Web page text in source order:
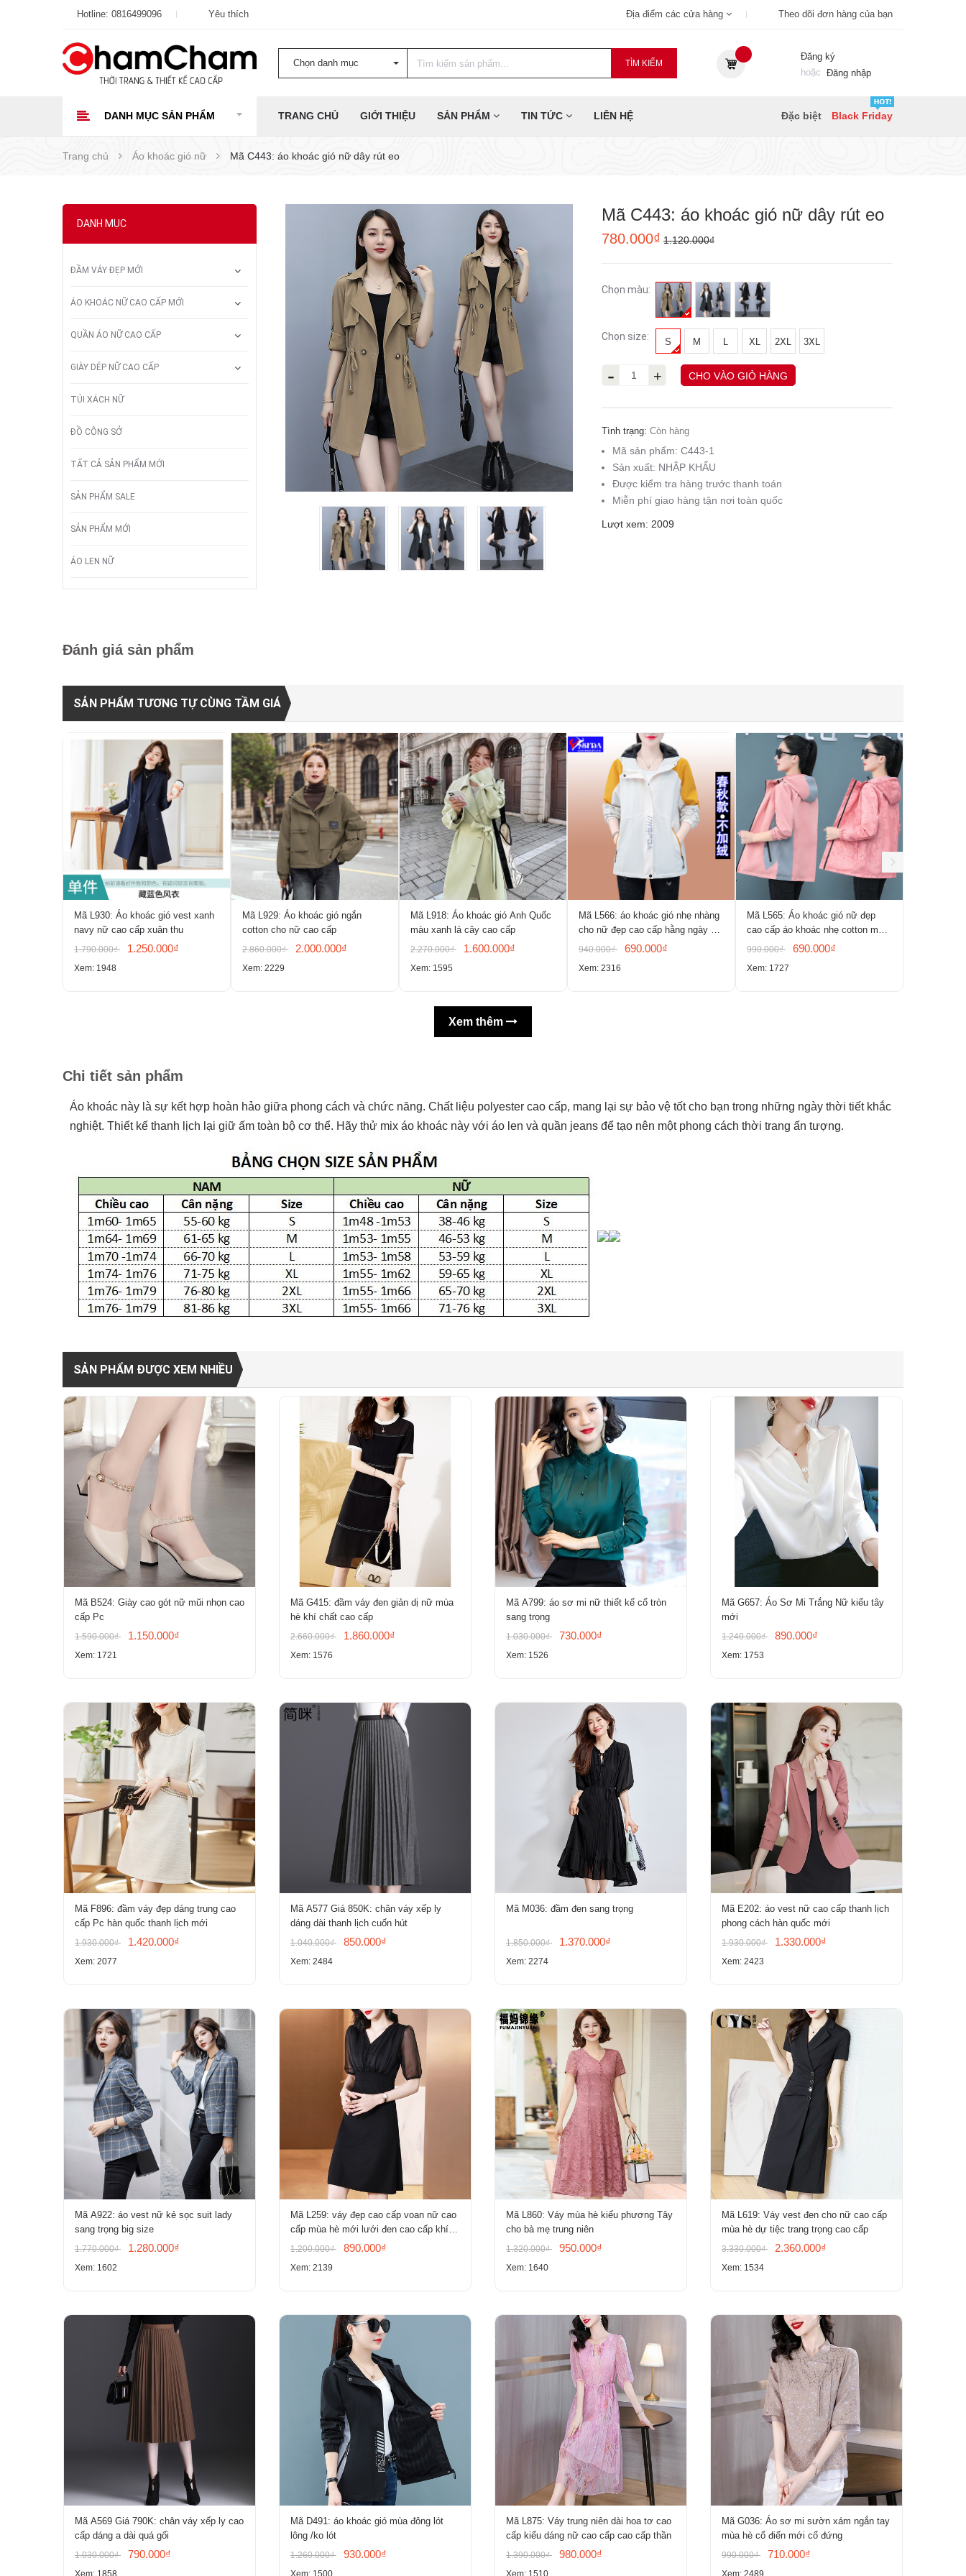
Hotline: 0816499096 Yêu thích Địa điểm các cửa hàng Theo dõi đơn hàng của bạn
Chọn danh mục TÌM KIẾM
Đăng ký
hoặc Đăng nhập
DANH MỤC SẢN PHẨM TRANG CHỦ GIỚI THIỆU SẢN PHẨM TIN TỨC LIÊN HỆ Đặc biệt Black Friday
Trang chủ Áo khoác gió nữ Mã C443: áo khoác gió nữ dây rút eo
DANH MỤC
ĐẦM VÁY ĐẸP MỚI
ÁO KHOÁC NỮ CAO CẤP MỚI
QUẦN ÁO NỮ CAO CẤP
GIÀY DÉP NỮ CAO CẤP
TÚI XÁCH NỮ
ĐỒ CÔNG SỞ
TẤT CẢ SẢN PHẨM MỚI
SẢN PHẨM SALE
SẢN PHẨM MỚI
ÁO LEN NỮ
Mã C443: áo khoác gió nữ dây rút eo
780.000₫ 1.120.000₫
Chọn màu:
Chọn size: S M L XL 2XL 3XL
- + CHO VÀO GIỎ HÀNG
Tình trạng: Còn hàng
Mã sản phẩm: C443-1
Sản xuất: NHẬP KHẨU
Được kiểm tra hàng trước thanh toán
Miễn phí giao hàng tận nơi toàn quốc
Lượt xem: 2009
Đánh giá sản phẩm
SẢN PHẨM TƯƠNG TỰ CÙNG TẦM GIÁ
Mã L930: Áo khoác gió vest xanh
navy nữ cao cấp xuân thu
1.790.000₫ 1.250.000₫
Xem: 1948
Mã L929: Áo khoác gió ngắn
cotton cho nữ cao cấp
2.860.000₫ 2.000.000₫
Xem: 2229
Mã L918: Áo khoác gió Anh Quốc
màu xanh lá cây cao cấp
2.270.000₫ 1.600.000₫
Xem: 1595
Mã L566: áo khoác gió nhẹ nhàng
cho nữ đẹp cao cấp hằng ngày du
lịch leo núi ngoài trời
940.000₫ 690.000₫
Xem: 2316
Mã L565: Áo khoác gió nữ đẹp
cao cấp áo khoác nhẹ cotton mặc
hai mặt
990.000₫ 690.000₫
Xem: 1727
Xem thêm
Chi tiết sản phẩm
Áo khoác này là sự kết hợp hoàn hảo giữa phong cách và chức năng. Chất liệu polyester cao cấp, mang lại sự bảo vệ tốt cho bạn trong những ngày thời tiết khắc
nghiệt. Thiết kế thanh lịch lại giữ ấm toàn bộ cơ thể. Hãy thử mix áo khoác này với áo len và quần jeans để tạo nên một phong cách thời trang ấn tượng.
SẢN PHẨM ĐƯỢC XEM NHIỀU
Mã B524: Giày cao gót nữ mũi nhọn cao
cấp Pc
1.590.000₫ 1.150.000₫
Xem: 1721
Mã G415: đầm váy đen giản dị nữ mùa
hè khí chất cao cấp
2.660.000₫ 1.860.000₫
Xem: 1576
Mã A799: áo sơ mi nữ thiết kế cổ tròn
sang trọng
1.030.000₫ 730.000₫
Xem: 1526
Mã G657: Áo Sơ Mi Trắng Nữ kiểu tây
mới
1.240.000₫ 890.000₫
Xem: 1753
Mã F896: đầm váy đẹp dáng trung cao
cấp Pc hàn quốc thanh lịch mới
1.930.000₫ 1.420.000₫
Xem: 2077
Mã A577 Giá 850K: chân váy xếp ly
dáng dài thanh lịch cuốn hút
1.040.000₫ 850.000₫
Xem: 2484
Mã M036: đầm đen sang trọng
1.850.000₫ 1.370.000₫
Xem: 2274
Mã E202: áo vest nữ cao cấp thanh lịch
phong cách hàn quốc mới
1.930.000₫ 1.330.000₫
Xem: 2423
Mã A922: áo vest nữ kẻ sọc suit lady
sang trọng big size
1.770.000₫ 1.280.000₫
Xem: 1602
Mã L259: váy đẹp cao cấp voan nữ cao
cấp mùa hè mới lưới đen cao cấp khí
chất nhỏ tay ngắn
1.200.000₫ 890.000₫
Xem: 2139
Mã L860: Váy mùa hè kiểu phương Tây
cho bà mẹ trung niên
1.320.000₫ 950.000₫
Xem: 1640
Mã L619: Váy vest đen cho nữ cao cấp
mùa hè dự tiệc trang trọng cao cấp
3.330.000₫ 2.360.000₫
Xem: 1534
Mã A569 Giá 790K: chân váy xếp ly cao
cấp dáng a dài quá gối
1.030.000₫ 790.000₫
Xem: 1858
Mã D491: áo khoác gió mùa đông lót
lông /ko lót
1.260.000₫ 930.000₫
Xem: 1500
Mã L875: Váy trung niên dài hoa tơ cao
cấp kiểu dáng nữ cao cấp cao cấp thần
1.390.000₫ 980.000₫
Xem: 1510
Mã G036: Áo sơ mi sườn xám ngắn tay
mùa hè cổ điển mới cổ đứng
990.000₫ 710.000₫
Xem: 2489